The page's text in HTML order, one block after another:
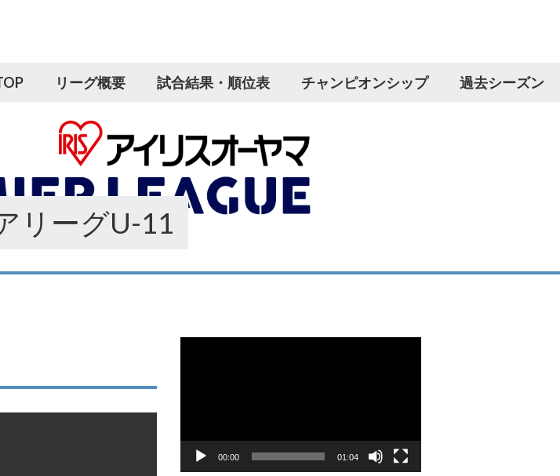
リーグ概要 試合結果・順位表 チャンピオンシップ 過去シーズン
リーグU-11
ヤ
00:00 01:04